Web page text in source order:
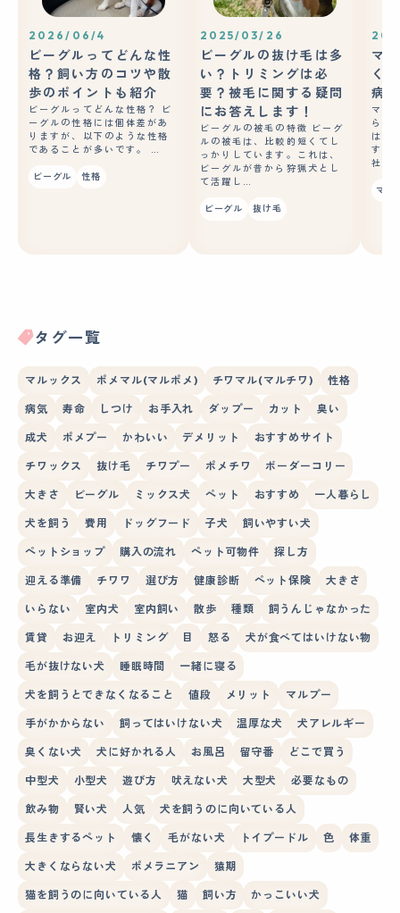
2026/06/4
ビーグルってどんな性
格？飼い方のコツや散
歩のポイントも紹介
ビーグルってどんな性格？ ビ
ーグルの性格には個体差があ
りますが、以下のような性格
であることが多いです。 …
ビーグル 性格
2025/03/26
ビーグルの抜け毛は多
い？トリミングは必
要？被毛に関する疑問
にお答えします！
ビーグルの被毛の特徴 ビーグ
ルの被毛は、比較的短くてし
っかりしています。これは、
ビーグルが昔から狩猟犬とし
て活躍し…
ビーグル 抜け毛
マ
く
病
マル
らい
は、
す。
社の
マル
タグ一覧
マルックス ポメマル(マルポメ) チワマル(マルチワ) 性格
病気 寿命 しつけ お手入れ ダップー カット 臭い
成犬 ポメプー かわいい デメリット おすすめサイト
チワックス 抜け毛 チワプー ポメチワ ボーダーコリー
大きさ ビーグル ミックス犬 ペット おすすめ 一人暮らし
犬を飼う 費用 ドッグフード 子犬 飼いやすい犬
ペットショップ 購入の流れ ペット可物件 探し方
迎える準備 チワワ 選び方 健康診断 ペット保険 大きさ
いらない 室内犬 室内飼い 散歩 種類 飼うんじゃなかった
賃貸 お迎え トリミング 目 怒る 犬が食べてはいけない物
毛が抜けない犬 睡眠時間 一緒に寝る
犬を飼うとできなくなること 値段 メリット マルプー
手がかからない 飼ってはいけない犬 温厚な犬 犬アレルギー
臭くない犬 犬に好かれる人 お風呂 留守番 どこで買う
中型犬 小型犬 遊び方 吠えない犬 大型犬 必要なもの
飲み物 賢い犬 人気 犬を飼うのに向いている人
長生きするペット 懐く 毛がない犬 トイプードル 色 体重
大きくならない犬 ポメラニアン 猿期
猫を飼うのに向いている人 猫 飼い方 かっこいい犬